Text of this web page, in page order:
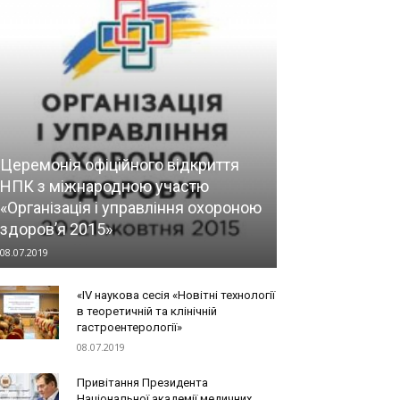
Церемонія офіційного відкриття
НПК з міжнародною участю
«Організація і управління охороною
здоров’я 2015»
08.07.2019
«IV наукова сесія «Новітні технології
в теоретичній та клінічній
гастроентерології»
08.07.2019
Привітання Президента